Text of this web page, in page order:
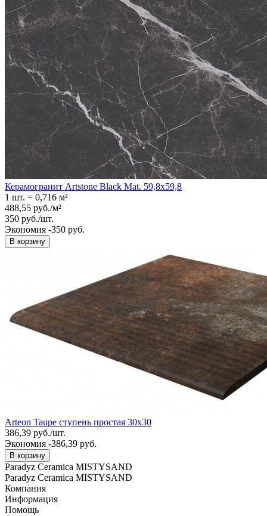
Керамогранит Artstone Black Mat. 59,8x59,8
1 шт. = 0,716 м²
488,55 руб./м²
350 руб./шт.
Экономия -350 руб.
В корзину
Arteon Taupe ступень простая 30x30
386,39 руб./шт.
Экономия -386,39 руб.
В корзину
Paradyz Ceramica MISTYSAND
Paradyz Ceramica MISTYSAND
Компания
Информация
Помощь